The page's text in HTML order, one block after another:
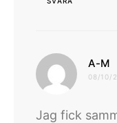
A-M
08/10/
Jag fick